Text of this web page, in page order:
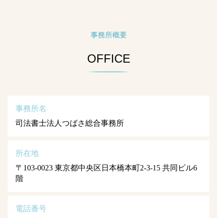
事務所概要
OFFICE
事務所名
司法書士法人つばさ総合事務所
所在地
〒103-0023 東京都中央区日本橋本町2-3-15 共同ビル6
階
電話番号